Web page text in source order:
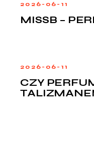
2026-06-11
MISSB –
2026-06-11
CZY